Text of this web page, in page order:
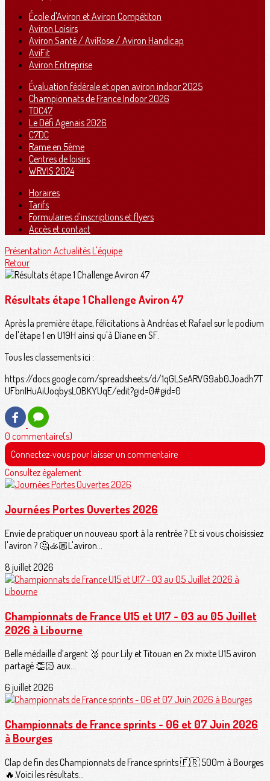
École d'Aviron et Aviron Compétiton
Aviron Loisirs
Aviron Santé / AviRose / Aviron Handicap
AviFit
Aviron Entreprise
Évaluation fédérale et open aviron indoor 2025
Championnats de France Indoor 2026
TDC47
Le Défi Agenais 2026
C7DC
Rame en 5ème
Centres de loisirs
WRVIS 2024
Horaires
Tarifs
Formulaires d'inscriptions et flyers
Accès et contact
Présentation ActualitésL'équipe
Retour
Résultats étape 1 Challenge Aviron 47
Après la première étape, félicitations à Andréas et Rafael sur le podium
de l'étape 1 en U19H ainsi qu'à Diane en SF.
Tous les classements ici :
https://docs.google.com/spreadsheets/d/1qGLSeARVG9ab0Joadh7T
UFbnIHuAiUoqbysLOBKYUqE/edit?gid=0#gid=0
0 commentaire(s)
Connectez-vous pour laisser un commentaire
Consultez également
Journées Portes Ouvertes 2026
Envie de pratiquer un nouveau sport à la rentrée ? Et si vous choisissiez
l'aviron ? 🤔🚣🏼L'aviron...
8 juillet 2026
Championnats de France U15 et U17 - 03 au 05 Juillet
2026 à Libourne
Belle médaille d’argent 🥈 pour Lily et Titouan en 2x mixte U15 aviron
partagé 👏🏻 aux...
6 juillet 2026
Championnats de France sprints - 06 et 07 Juin 2026
à Bourges
Clap de fin des Championnats de France sprints 🇫🇷 500m à Bourges
🔥.Voici les résultats...